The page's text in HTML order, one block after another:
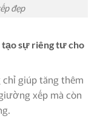
đẹp
tạo sự riêng tư cho
chỉ giúp tăng thêm
xếp mà còn